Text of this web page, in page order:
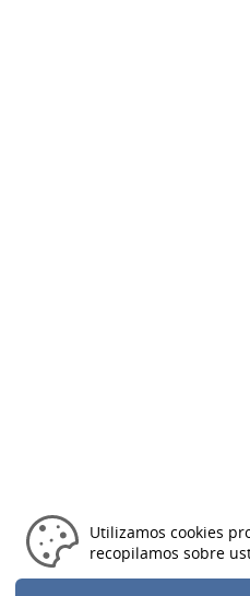
Utilizamos cookies
recopilamos sobre